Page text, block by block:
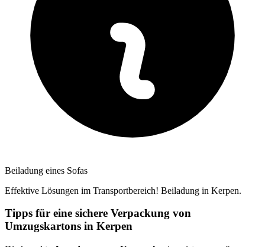
Beiladung eines Sofas
Effektive Lösungen im Transportbereich! Beiladung in Kerpen.
Tipps für eine sichere Verpackung von
Umzugskartons in Kerpen